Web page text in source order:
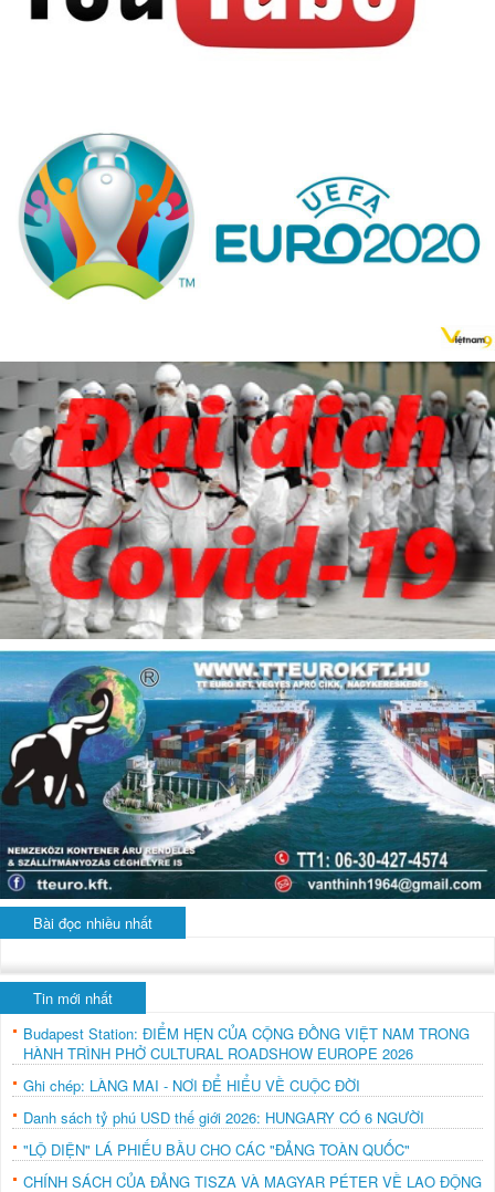
Bài đọc nhiều nhất
Tin mới nhất
Budapest Station: ĐIỂM HẸN CỦA CỘNG ĐỒNG VIỆT NAM TRONG
HÀNH TRÌNH PHỞ CULTURAL ROADSHOW EUROPE 2026
Ghi chép: LÀNG MAI - NƠI ĐỂ HIỂU VỀ CUỘC ĐỜI
Danh sách tỷ phú USD thế giới 2026: HUNGARY CÓ 6 NGƯỜI
"LỘ DIỆN" LÁ PHIẾU BẦU CHO CÁC "ĐẢNG TOÀN QUỐC"
CHÍNH SÁCH CỦA ĐẢNG TISZA VÀ MAGYAR PÉTER VỀ LAO ĐỘNG